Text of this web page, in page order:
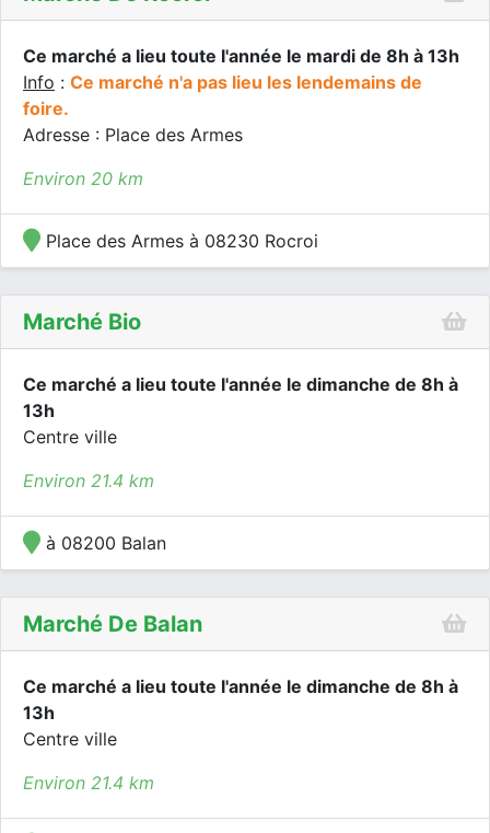
Ce marché a lieu toute l'année le mardi de 8h à 13h
Info : Ce marché n'a pas lieu les lendemains de
foire.
Adresse : Place des Armes
Environ 20 km
Place des Armes à 08230 Rocroi
Marché Bio
Ce marché a lieu toute l'année le dimanche de 8h à
13h
Centre ville
Environ 21.4 km
à 08200 Balan
Marché De Balan
Ce marché a lieu toute l'année le dimanche de 8h à
13h
Centre ville
Environ 21.4 km